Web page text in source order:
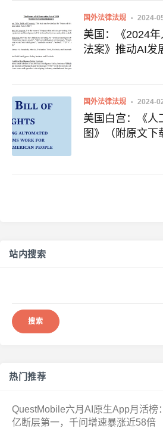
国外法律法规 2024-
美国：《2024
法案》推动AI发
国外法律法规 2024-
美国白宫：《人
图》（附原文下
站内搜索
热门推荐
QuestMobile六月AI原生App月活榜
亿断层第一，千问增速暴涨近58倍